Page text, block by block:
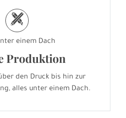
h
einem Dach
Produktion
den Druck bis hin zur
alles unter einem Dach.